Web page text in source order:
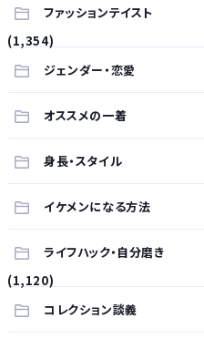
ファッションテイスト
(1,354)
ジェンダー・恋愛
オススメの一着
身長・スタイル
イケメンになる方法
ライフハック・自分磨き
(1,120)
コレクション談義